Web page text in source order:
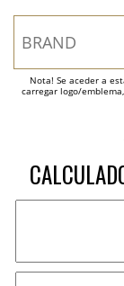
Nota! Se aceder a
carregar logo/